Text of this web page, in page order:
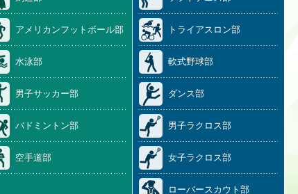
アメリカンフットボール部
水泳部
男子サッカー部
バドミントン部
空手道部
トライアスロン部
軟式野球部
ダンス部
男子ラクロス部
女子ラクロス部
ローバースカウト部